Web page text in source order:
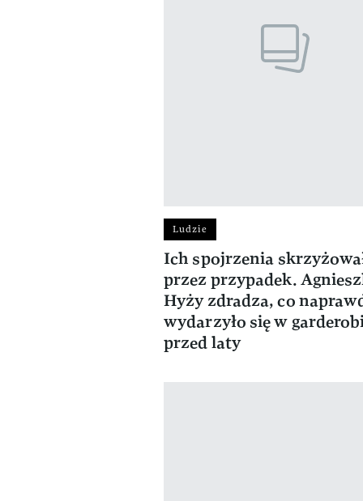
Ludzie
Ich spojrzenia
przez przypadek.
Hyży zdradza, co
wydarzyło się w
przed laty